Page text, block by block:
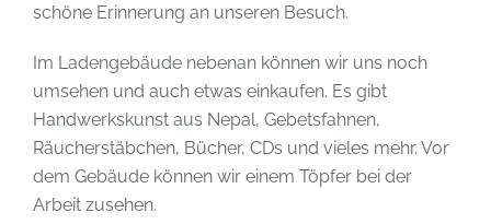
schöne Erinnerung an unseren Besuch.
Im Ladengebäude nebenan können wir uns noch
umsehen und auch etwas einkaufen. Es gibt
Handwerkskunst aus Nepal, Gebetsfahnen,
Räucherstäbchen, Bücher, CDs und vieles mehr. Vor
dem Gebäude können wir einem Töpfer bei der
Arbeit zusehen.